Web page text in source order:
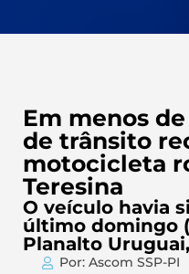
Em menos
de trânsito
motocicleta
Teresina
O veículo havia
último domingo
Planalto
Por: Ascom SSP-PI